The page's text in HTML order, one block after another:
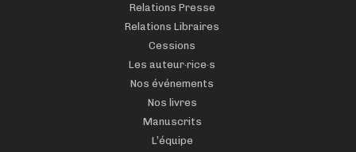
Relations Presse
Relations Libraires
Cessions
Les auteur·rice·s
Nos événements
Nos livres
Manuscrits
L’équipe